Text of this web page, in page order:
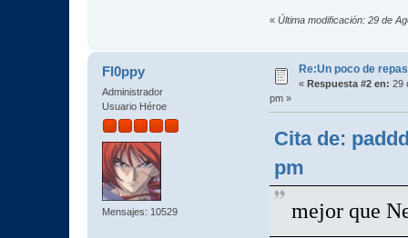
« Última modificación: 29 de
Fl0ppy
Administrador
Usuario Héroe
Mensajes: 10529
Re:Un poco de
« Respuesta #2 en: 29
pm »
Cita de:
pm
mejor que